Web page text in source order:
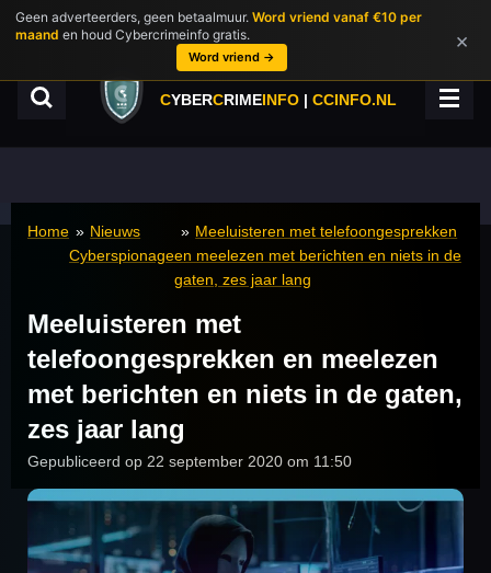
Geen adverteerders, geen betaalmuur. Word vriend vanaf €10 per
maand en houd Cybercrimeinfo gratis.
Word vriend →
×
Ga
direct
hoofdinhoud
CYBERCRIMEINFO | CCINFO.NL
Home » Nieuws
Cyberspionage
» Meeluisteren met telefoongesprekken
en meelezen met berichten en niets in de
gaten, zes jaar lang
Meeluisteren met
telefoongesprekken en meelezen
met berichten en niets in de gaten,
zes jaar lang
Gepubliceerd op 22 september 2020 om 11:50